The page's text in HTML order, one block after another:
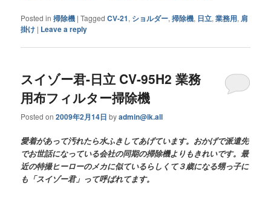
Posted in 掃除機 |Tagged CV-21, ショルダー,掃除機, 日立,業務用, 肩
掛け | Leave a reply
スイゾー君-日立 CV-95H2 業務
用布フィルター掃除機
Posted on2009年2月14日 byadmin@ik.all
愛着があって汚れたら水ふきしてあげています。おかげで派遣先
でお世話になっている会社の同期の掃除機よりもきれいです。最
近の特撮ヒーローのメカに似ているらしくて３歳になる甥っ子に
も「スイゾー君」って呼ばれてます。